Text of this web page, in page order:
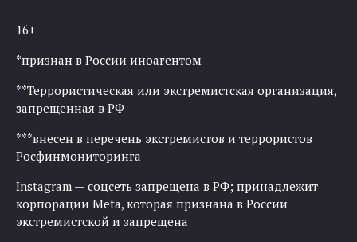
16+
*признан в России иноагентом
**Террористическая или экстремистская организация,
запрещенная в РФ
***внесен в перечень экстремистов и террористов
Росфинмониторинга
Instagram — соцсеть запрещена в РФ; принадлежит
корпорации Meta, которая признана в России
экстремистской и запрещена